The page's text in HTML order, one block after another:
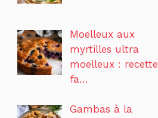
Moelleux aux
myrtilles ultra
moelleux : recette
fa…
Gambas à la